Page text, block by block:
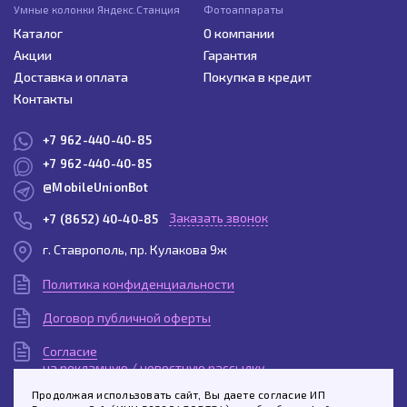
Продолжая использовать сайт, Вы даете согласие ИП
Умные колонки Яндекс.Станция Фотоаппараты
Каталог
О компании
Акции
Гарантия
Доставка и оплата
Покупка в кредит
Контакты
+7 962-440-40-85
+7 962-440-40-85
@MobileUnionBot
+7 (8652) 40-40-85 Заказать звонок
г. Ставрополь, пр. Кулакова 9ж
Политика конфиденциальности
Договор публичной оферты
Согласие
на рекламную / новостную рассылку
Согласие